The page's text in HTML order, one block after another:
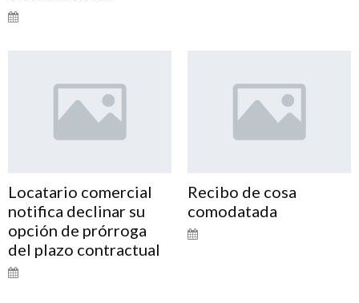
Locatario comercial
notifica declinar su
opción de prórroga
del plazo contractual
Recibo de cosa
comodatada